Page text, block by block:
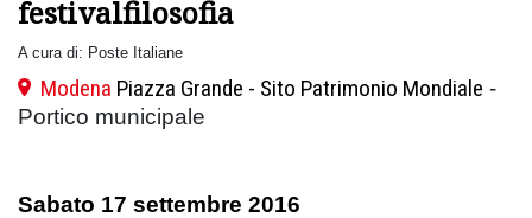
festivalfilosofia
A cura di: Poste Italiane
Modena Piazza Grande - Sito Patrimonio Mondiale -
Portico municipale
Sabato 17 settembre 2016